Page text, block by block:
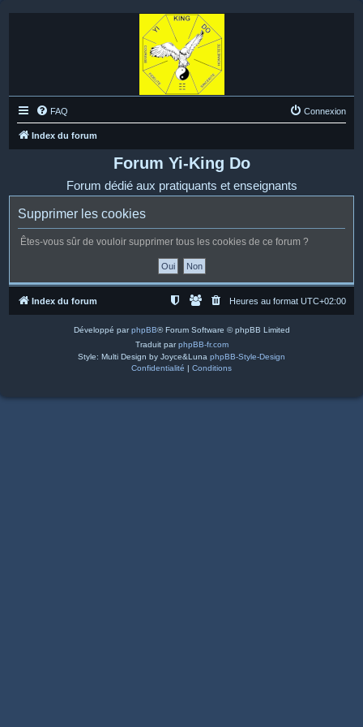
FAQ Connexion
Index du forum
Forum Yi-King Do
Forum dédié aux pratiquants et enseignants
Supprimer les cookies
Êtes-vous sûr de vouloir supprimer tous les cookies de ce forum ?
Index du forum Heures au format UTC+02:00
Développé parphpBB® Forum Software © phpBB Limited
Traduit parphpBB-fr.com
Style: Multi Design by Joyce&Luna phpBB-Style-Design
Confidentialité | Conditions